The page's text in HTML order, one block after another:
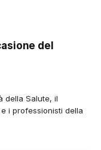
del
della Salute, il
i professionisti della